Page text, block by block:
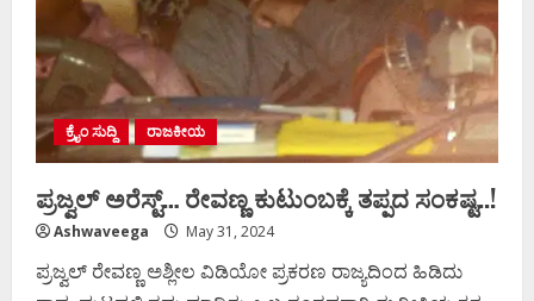
ಕ್ರೈಂ ಸುದ್ದಿ ರಾಜಕೀಯ
ಪ್ರಜ್ವಲ್‌ ಅರೆಸ್ಟ್‌… ರೇವಣ್ಣ ಕುಟುಂಬಕ್ಕೆ ತಪ್ಪದ ಸಂಕಷ್ಟ..!
Ashwaveega May 31, 2024
ಪ್ರಜ್ವಲ್‌ ರೇವಣ್ಣ ಅಶ್ಲೀಲ ವಿಡಿಯೋ ಪ್ರಕರಣ ರಾಜ್ಯದಿಂದ ಹಿಡಿದು